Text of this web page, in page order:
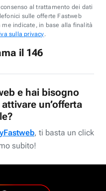
al trattamento dei dati
sulle offerte Fastweb
indicate, in base alla finalità
sulla privacy.
il 146
e hai bisogno
, ti basta un click
subito!